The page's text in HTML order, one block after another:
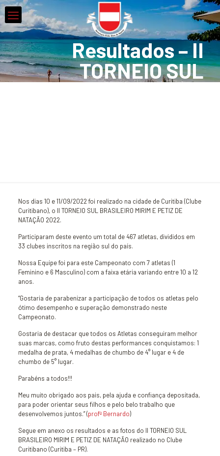
Resultados – II
TORNEIO SUL
Nos dias 10 e 11/09/2022 foi realizado na cidade de Curitiba (Clube
Curitibano), o II TORNEIO SUL BRASILEIRO MIRIM E PETIZ DE
NATAÇÃO 2022.
Participaram deste evento um total de 467 atletas, divididos em
33 clubes inscritos na região sul do país.
Nossa Equipe foi para este Campeonato com 7 atletas (1
Feminino e 6 Masculino) com a faixa etária variando entre 10 a 12
anos.
“Gostaria de parabenizar a participação de todos os atletas pelo
ótimo desempenho e superação demonstrado neste
Campeonato.
Gostaria de destacar que todos os Atletas conseguiram melhor
suas marcas, como fruto destas performances conquistamos: 1
medalha de prata, 4 medalhas de chumbo de 4° lugar e 4 de
chumbo de 5° lugar.
Parabéns a todos!!!
Meu muito obrigado aos pais, pela ajuda e confiança depositada,
para poder orientar seus filhos e pelo belo trabalho que
desenvolvemos juntos.” (profº Bernardo)
Segue em anexo os resultados e as fotos do II TORNEIO SUL
BRASILEIRO MIRIM E PETIZ DE NATAÇÃO realizado no Clube
Curitibano (Curitiba – PR).